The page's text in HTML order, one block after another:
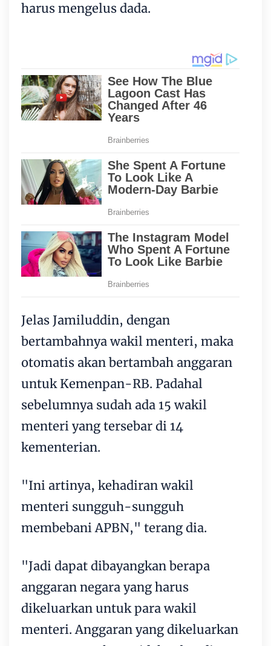
harus mengelus dada.
Jelas Jamiluddin, dengan
bertambahnya wakil menteri, maka
otomatis akan bertambah anggaran
untuk Kemenpan-RB. Padahal
sebelumnya sudah ada 15 wakil
menteri yang tersebar di 14
kementerian.
"Ini artinya, kehadiran wakil
menteri sungguh-sungguh
membebani APBN," terang dia.
"Jadi dapat dibayangkan berapa
anggaran negara yang harus
dikeluarkan untuk para wakil
menteri. Anggaran yang dikeluarkan